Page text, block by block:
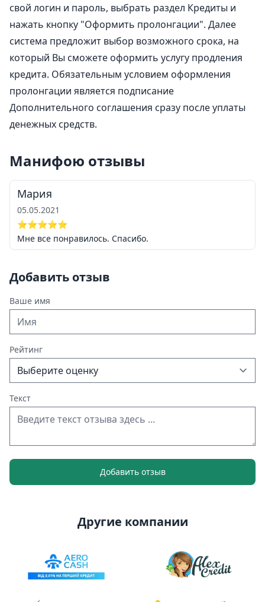
свой логин и пароль, выбрать раздел Кредиты и
нажать кнопку "Оформить пролонгации". Далее
система предложит выбор возможного срока, на
который Вы сможете оформить услугу продления
кредита. Обязательным условием оформления
пролонгации является подписание
Дополнительного соглашения сразу после уплаты
денежных средств.
Манифою отзывы
Мария
05.05.2021
⭐⭐⭐⭐⭐
Мне все понравилось. Спасибо.
Добавить отзыв
Ваше имя
Рейтинг
Текст
Добавить отзыв
Другие компании